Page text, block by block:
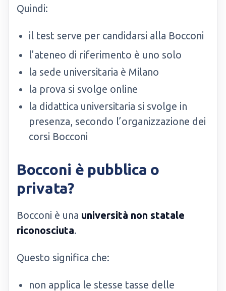
Quindi:
il test serve per candidarsi alla Bocconi
l’ateneo di riferimento è uno solo
la sede universitaria è Milano
la prova si svolge online
la didattica universitaria si svolge in
presenza, secondo l’organizzazione dei
corsi Bocconi
Bocconi è pubblica o
privata?
Bocconi è una università non statale
riconosciuta.
Questo significa che:
non applica le stesse tasse delle